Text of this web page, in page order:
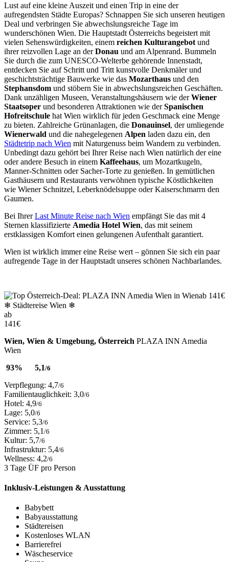
Lust auf eine kleine Auszeit und einen Trip in eine der
aufregendsten Städte Europas? Schnappen Sie sich unseren heutigen
Deal und verbringen Sie abwechslungsreiche Tage im
wunderschönen Wien. Die Hauptstadt Österreichs begeistert mit
vielen Sehenswürdigkeiten, einem reichen Kulturangebot und
ihrer reizvollen Lage an derDonau und am Alpenrand. Bummeln
Sie durch die zum UNESCO-Welterbe gehörende Innenstadt,
entdecken Sie auf Schritt und Tritt kunstvolle Denkmäler und
geschichtsträchtige Bauwerke wie das Mozarthaus und den
Stephansdom und stöbern Sie in abwechslungsreichen Geschäften.
Dank unzähligen Museen, Veranstaltungshäusern wie derWiener
Staatsoper und besonderen Attraktionen wie derSpanischen
Hofreitschule hat Wien wirklich für jeden Geschmack eine Menge
zu bieten. Zahlreiche Grünanlagen, die Donauinsel, der umliegende
Wienerwald und die nahegelegenen Alpen laden dazu ein, den
Städtetrip nach Wien mit Naturgenuss beim Wandern zu verbinden.
Unbedingt dazu gehört bei Ihrer Reise nach Wien natürlich der eine
oder andere Besuch in einem Kaffeehaus, um Mozartkugeln,
Manner-Schnitten oder Sacher-Torte zu genießen. In gemütlichen
Gasthäusern und Restaurants verwöhnen typische Köstlichkeiten
wie Wiener Schnitzel, Leberknödelsuppe oder Kaiserschmarrn den
Gaumen.
Bei IhrerLast Minute Reise nach Wien empfängt Sie das mit 4
Sternen klassifizierte Amedia Hotel Wien, das mit seinem
erstklassigen Komfort einen gelungenen Aufenthalt garantiert.
Wien ist wirklich immer eine Reise wert – gönnen Sie sich ein paar
aufregende Tage in der Hauptstadt unseres schönen Nachbarlandes.
❄ Städtereise Wien ❄
ab
141€
Wien, Wien & Umgebung, Österreich PLAZA INN Amedia
Wien
93%
5,1/6
Verpflegung: 4,7/6
Familientauglichkeit: 3,0/6
Hotel: 4,9/6
Lage: 5,0/6
Service: 5,3/6
Zimmer: 5,1 /6
Kultur: 5,7/6
Infrastruktur: 5,4/6
Wellness: 4,2/6
3 Tage ÜF pro Person
Inklusiv-Leistungen & Ausstattung
Babybett
Babyausstattung
Städtereisen
Kostenloses WLAN
Barrierefrei
Wäscheservice